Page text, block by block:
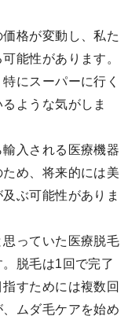
格が変動し、私た
能性があります。
にスーパーに行く
ような気がしま
入される医療機器
め、将来的には美
ぶ可能性がありま
っていた医療脱毛
脱毛は1回で完了
すためには複数回
ムダ毛ケアを始め